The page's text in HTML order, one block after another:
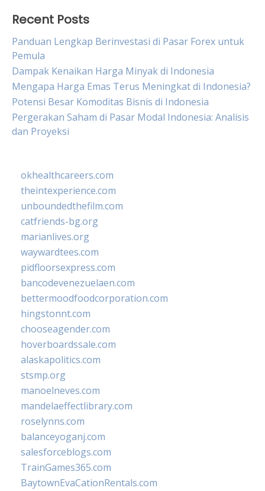
Recent Posts
Panduan Lengkap Berinvestasi di Pasar Forex untuk
Pemula
Dampak Kenaikan Harga Minyak di Indonesia
Mengapa Harga Emas Terus Meningkat di Indonesia?
Potensi Besar Komoditas Bisnis di Indonesia
Pergerakan Saham di Pasar Modal Indonesia: Analisis
dan Proyeksi
okhealthcareers.com
theintexperience.com
unboundedthefilm.com
catfriends-bg.org
marianlives.org
waywardtees.com
pidfloorsexpress.com
bancodevenezuelaen.com
bettermoodfoodcorporation.com
hingstonnt.com
chooseagender.com
hoverboardssale.com
alaskapolitics.com
stsmp.org
manoelneves.com
mandelaeffectlibrary.com
roselynns.com
balanceyoganj.com
salesforceblogs.com
TrainGames365.com
BaytownEvaCationRentals.com